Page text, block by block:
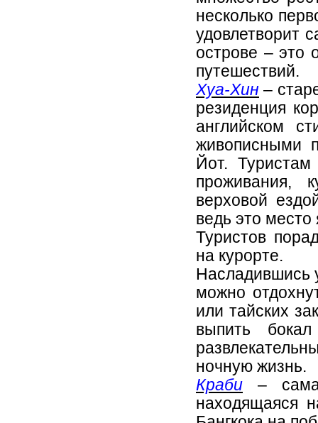
несколько
удовлетворит
острове – это
путешествий.
Хуа-Хин –
резиденция
английском
живописными
Йот. Туристам
проживания,
верховой
ведь это место
Туристов
на курорте.
Насладившись
можно
или тайских
выпить
ночную жизнь.
Краби –
находящаяся